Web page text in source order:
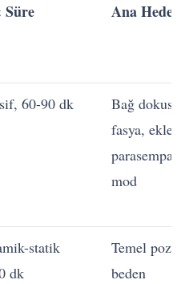
Süre Ana Hedef
60-90 dk
Bağ dokusu,
fasya, eklem,
parasempatik
mod
statik
dk
Temel
beden